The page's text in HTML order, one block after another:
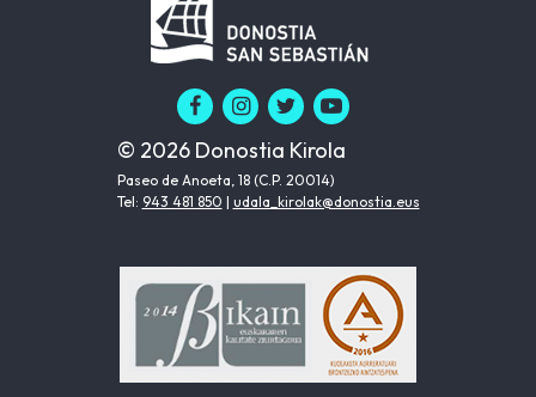
© 2026 Donostia Kirola
Paseo de Anoeta, 18 (C.P. 20014)
Tel: 943 481 850 | udala_kirolak@donostia.eus